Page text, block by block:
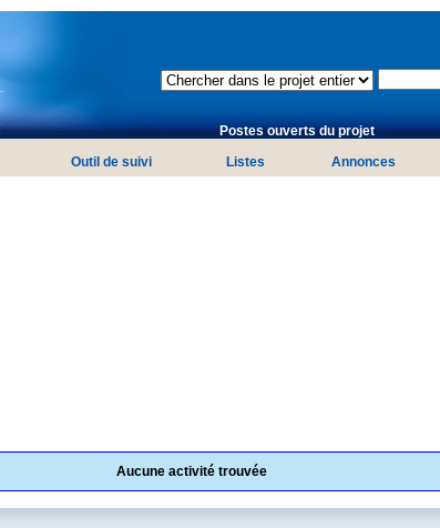
Postes ouverts du projet
Outil de suivi Listes Annonces
Aucune activité trouvée